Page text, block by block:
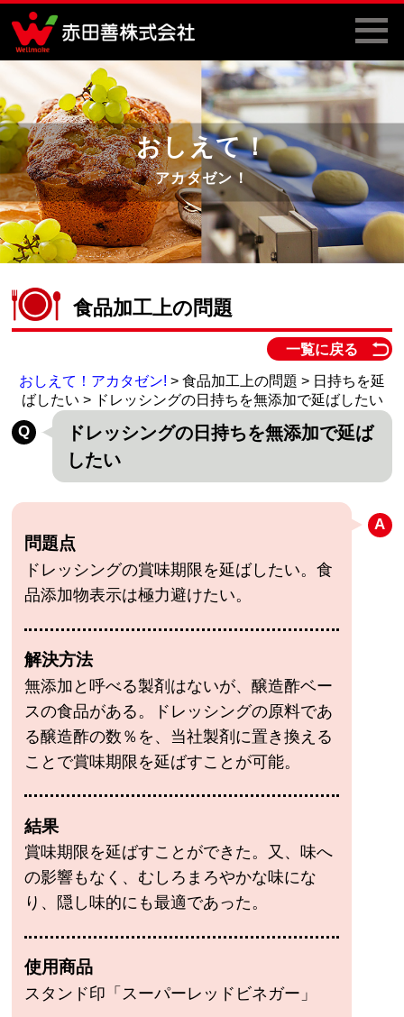
おしえて！
アカタゼン！
食品加工上の問題
一覧に戻る
おしえて！アカタゼン! > 食品加工上の問題 > 日持ちを延
ばしたい > ドレッシングの日持ちを無添加で延ばしたい
ドレッシングの日持ちを無添加で延ば
したい
問題点
ドレッシングの賞味期限を延ばしたい。食
品添加物表示は極力避けたい。
解決方法
無添加と呼べる製剤はないが、醸造酢ベー
スの食品がある。ドレッシングの原料であ
る醸造酢の数％を、当社製剤に置き換える
ことで賞味期限を延ばすことが可能。
結果
賞味期限を延ばすことができた。又、味へ
の影響もなく、むしろまろやかな味にな
り、隠し味的にも最適であった。
使用商品
スタンド印「スーパーレッドビネガー」